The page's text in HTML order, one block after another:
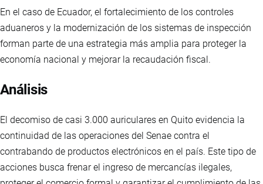
En el caso de Ecuador, el fortalecimiento de los controles
aduaneros y la modernización de los sistemas de inspección
forman parte de una estrategia más amplia para proteger la
economía nacional y mejorar la recaudación fiscal.
Análisis
El decomiso de casi 3.000 auriculares en Quito evidencia la
continuidad de las operaciones del Senae contra el
contrabando de productos electrónicos en el país. Este tipo de
acciones busca frenar el ingreso de mercancías ilegales,